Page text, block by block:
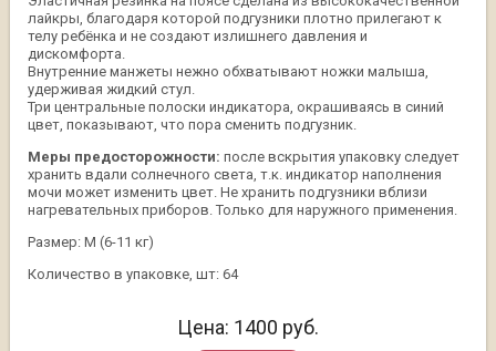
лайкры, благодаря которой подгузники плотно прилегают к
телу ребёнка и не создают излишнего давления и
дискомфорта.
Внутренние манжеты нежно обхватывают ножки малыша,
удерживая жидкий стул.
Три центральные полоски индикатора, окрашиваясь в синий
цвет, показывают, что пора сменить подгузник.
Меры предосторожности: после вскрытия упаковку следует
хранить вдали солнечного света, т.к. индикатор наполнения
мочи может изменить цвет. Не хранить подгузники вблизи
нагревательных приборов. Только для наружного применения.
Размер: M (6-11 кг)
Количество в упаковке, шт: 64
Цена: 1400 руб.